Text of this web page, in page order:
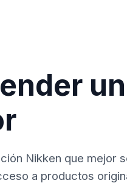
un
Nikken que mejor
a productos